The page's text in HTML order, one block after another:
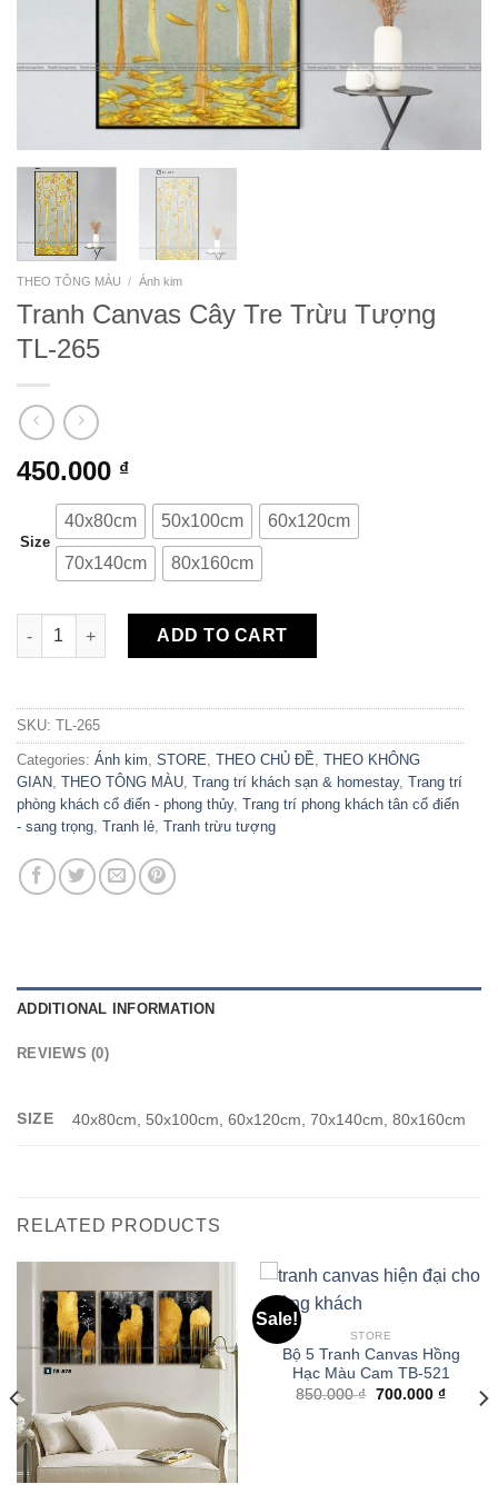
THEO TÔNG MÀU / Ánh kim
Tranh Canvas Cây Tre Trừu Tượng
TL-265
450.000 ₫
Size
40x80cm 50x100cm 60x120cm
70x140cm 80x160cm
Tranh Canvas Cây Tre Trừu Tượng TL-265 quantity
ADD TO CART
SKU: TL-265
Categories: Ánh kim, STORE, THEO CHỦ ĐỀ, THEO KHÔNG
GIAN, THEO TÔNG MÀU, Trang trí khách sạn & homestay, Trang trí
phòng khách cổ điển - phong thủy, Trang trí phong khách tân cổ điển
- sang trọng, Tranh lẻ, Tranh trừu tượng
ADDITIONAL INFORMATION
REVIEWS (0)
SIZE 40x80cm, 50x100cm, 60x120cm, 70x140cm, 80x160cm
RELATED PRODUCTS
Sale!
STORE
Bộ 5 Tranh Canvas Hồng
Hạc Màu Cam TB-521
850.000₫ 700.000 ₫